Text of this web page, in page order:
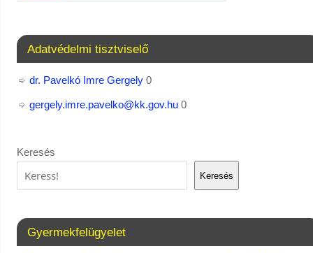
Adatvédelmi tisztviselő
dr. Pavelkó Imre Gergely0
gergely.imre.pavelko@kk.gov.hu0
Keresés
Keresés
Gyermekfelügyelet